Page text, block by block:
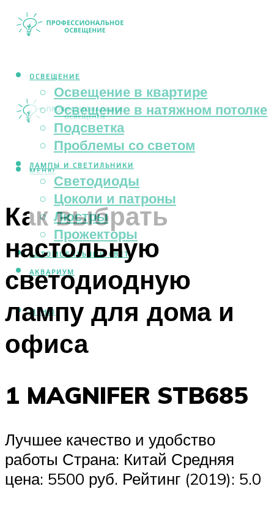
ОСВЕЩЕНИЕ
Освещение в квартире
Освещение в натяжном потолке
Подсветка
Проблемы со светом
ЛАМПЫ И СВЕТИЛЬНИКИ
Светодиоды
Цоколи и патроны
Люстры
Прожекторы
АВТОМОБИЛЬНЫЙ СВЕТ
АКВАРИУМ
МЕНЮ
МЕНЮ
Как выбрать
настольную
светодиодную
лампу для дома и
офиса
1 MAGNIFER STB685
Лучшее качество и удобство
работы Страна: Китай Средняя
цена: 5500 руб. Рейтинг (2019): 5.0